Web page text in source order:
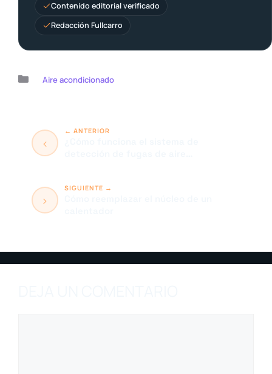
Contenido editorial verificado
Redacción Fullcarro
Categorías
Aire acondicionado